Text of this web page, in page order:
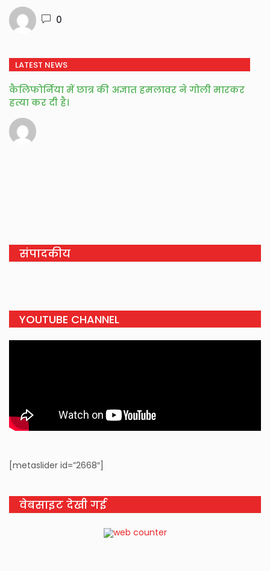
0
LATEST NEWS
कैलिफोर्निया में छात्र की अज्ञात हमलावर ने गोली मारकर
हत्या कर दी है।
संपादकीय
YOUTUBE CHANNEL
[metaslider id=”2668″]
वेबसाइट देखी गई